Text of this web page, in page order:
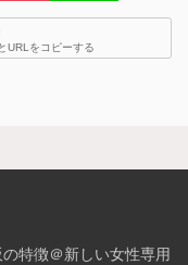
URLをコピーする
特徴＠新しい女性専用